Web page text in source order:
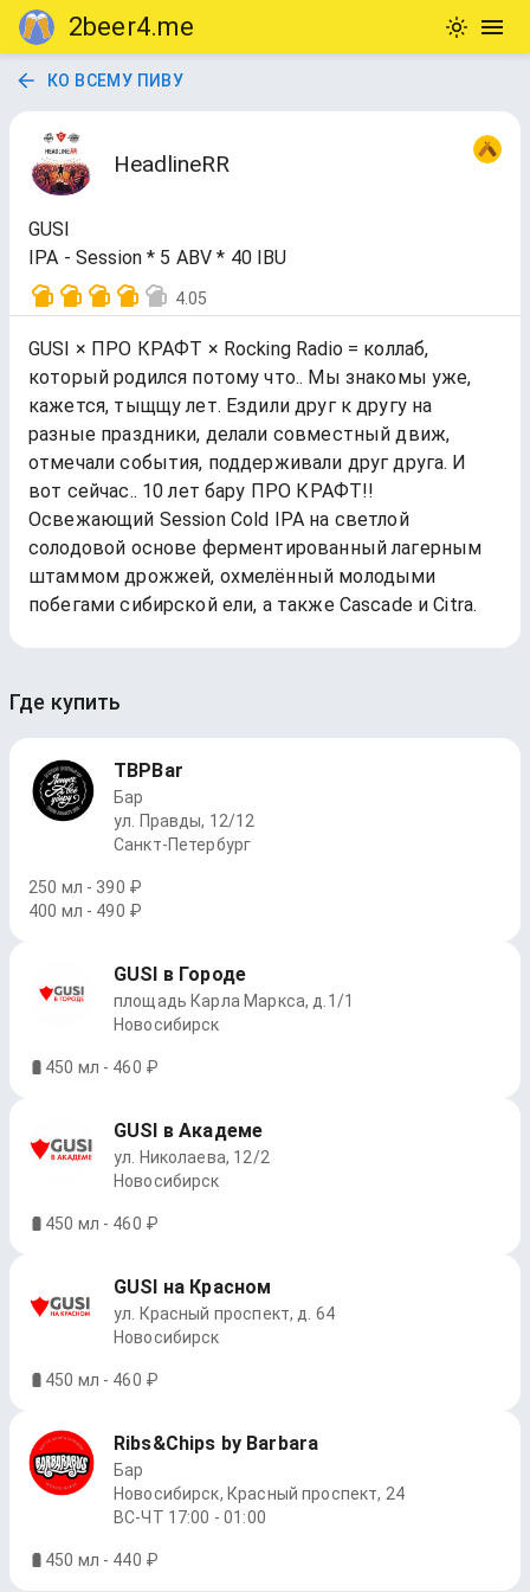
2beer4.me
КО ВСЕМУ ПИВУ
HeadlineRR
GUSI
IPA - Session * 5 ABV * 40 IBU
4.05
GUSI × ПРО КРАФТ × Rocking Radio = коллаб,
который родился потому что.. Мы знакомы уже,
кажется, тыщщу лет. Ездили друг к другу на
разные праздники, делали совместный движ,
отмечали события, поддерживали друг друга. И
вот сейчас.. 10 лет бару ПРО КРАФТ!!
Освежающий Session Cold IPA на светлой
солодовой основе ферментированный лагерным
штаммом дрожжей, охмелённый молодыми
побегами сибирской ели, а также Cascade и Citra.
Где купить
TBPBar
Бар
ул. Правды, 12/12
Санкт-Петербург
250 мл - 390 ₽
400 мл - 490 ₽
GUSI в Городе
площадь Карла Маркса, д.1/1
Новосибирск
450 мл - 460 ₽
GUSI в Академе
ул. Николаева, 12/2
Новосибирск
450 мл - 460 ₽
GUSI на Красном
ул. Красный проспект, д. 64
Новосибирск
450 мл - 460 ₽
Ribs&Chips by Barbara
Бар
Новосибирск, Красный проспект, 24
ВС-ЧТ 17:00 - 01:00
450 мл - 440 ₽